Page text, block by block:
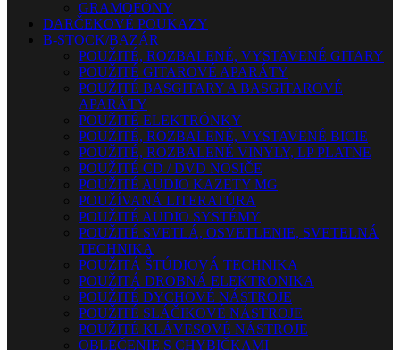
GRAMOFÓNY
DARČEKOVÉ POUKAZY
B-STOCK/BAZÁR
POUŽITÉ, ROZBALENÉ, VYSTAVENÉ GITARY
POUŽITÉ GITAROVÉ APARÁTY
POUŽITÉ BASGITARY A BASGITAROVÉ
APARÁTY
POUŽITÉ ELEKTRÓNKY
POUŽITÉ, ROZBALENÉ, VYSTAVENÉ BICIE
POUŽITÉ, ROZBALENÉ VINYLY, LP PLATNE
POUŽITÉ CD / DVD NOSIČE
POUŽITÉ AUDIO KAZETY MG
POUŽÍVANÁ LITERATÚRA
POUŽITÉ AUDIO SYSTÉMY
POUŽITÉ SVETLÁ, OSVETLENIE, SVETELNÁ
TECHNIKA
POUŽITÁ ŠTÚDIOVÁ TECHNIKA
POUŽITÁ DROBNÁ ELEKTRONIKA
POUŽITÉ DYCHOVÉ NÁSTROJE
POUŽITÉ SLÁČIKOVÉ NÁSTROJE
POUŽITÉ KLÁVESOVÉ NÁSTROJE
OBLEČENIE S CHYBIČKAMI